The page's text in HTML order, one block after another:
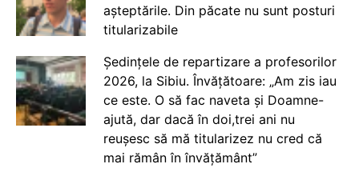
așteptările. Din păcate nu sunt posturi
titularizabile
Ședințele de repartizare a profesorilor
2026, la Sibiu. Învățătoare: „Am zis iau
ce este. O să fac naveta și Doamne-
ajută, dar dacă în doi,trei ani nu
reușesc să mă titularizez nu cred că
mai rămân în învățământ”